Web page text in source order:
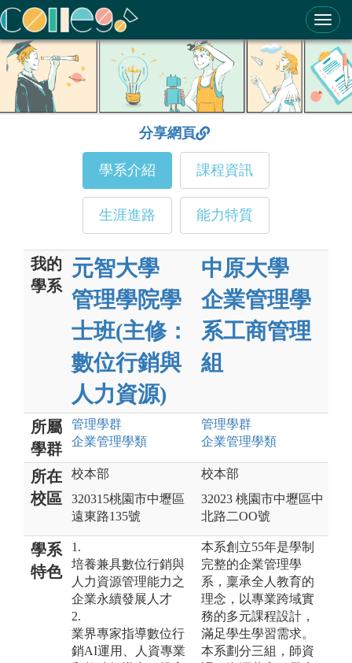
ColleGo! 大學選才與高中育才輔助系統
分享網頁
學系介紹 課程資訊
生涯進路 能力特質
我的
學系
元智大學
管理學院學
士班(主修：
數位行銷與
人力資源)
中原大學
企業管理學
系工商管理
組
所屬
學群
管理學群
企業管理學類
管理學群
企業管理學類
所在
校區
校本部
320315桃園市中壢區
遠東路135號
校本部
32023 桃園市中壢區中
北路二OO號
學系
特色
1.
培養兼具數位行銷與
人力資源管理能力之
企業永續發展人才
2.
業界專家指導數位行
銷AI運用、人資專業
本系創立55年是學制
完整的企業管理學
系，稟承全人教育的
理念，以專業跨域實
務的多元課程設計，
滿足學生學習需求。
本系劃分三組，師資